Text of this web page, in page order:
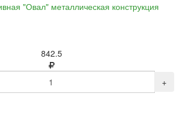
"Овал" металлическая конструкция
842.5
+